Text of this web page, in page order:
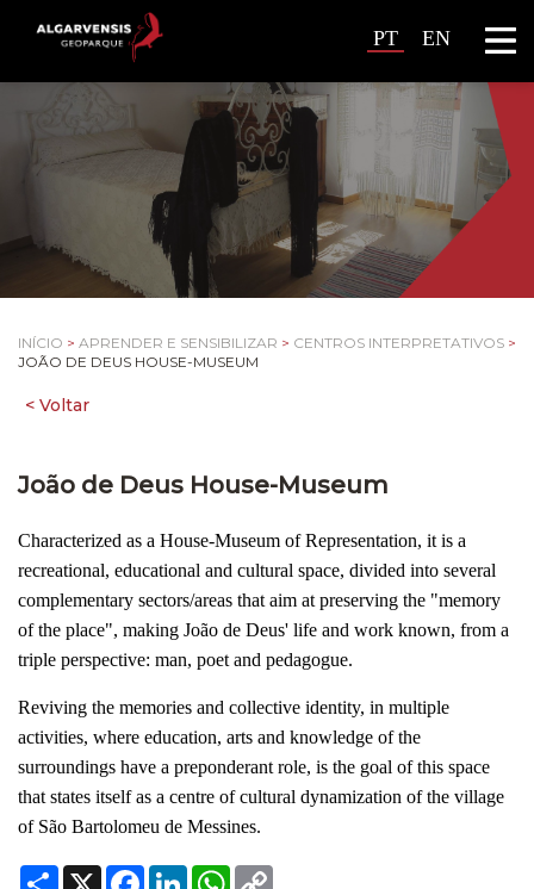
PT EN
INÍCIO > APRENDER E SENSIBILIZAR > CENTROS INTERPRETATIVOS >
JOÃO DE DEUS HOUSE-MUSEUM
João de Deus House-Museum
Characterized as a House-Museum of Representation, it is a
recreational, educational and cultural space, divided into several
complementary sectors/areas that aim at preserving the "memory
of the place", making João de Deus' life and work known, from a
triple perspective: man, poet and pedagogue.
Reviving the memories and collective identity, in multiple
activities, where education, arts and knowledge of the
surroundings have a preponderant role, is the goal of this space
that states itself as a centre of cultural dynamization of the village
of São Bartolomeu de Messines.
Share
X Facebook
LinkedInWhatsApp